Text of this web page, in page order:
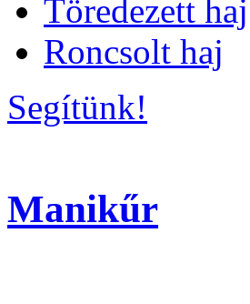
Töredezett haj
Roncsolt haj
Segítünk!
Manikűr